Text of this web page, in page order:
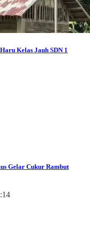
Kelas Jauh SDN 1
Gelar Cukur Rambut